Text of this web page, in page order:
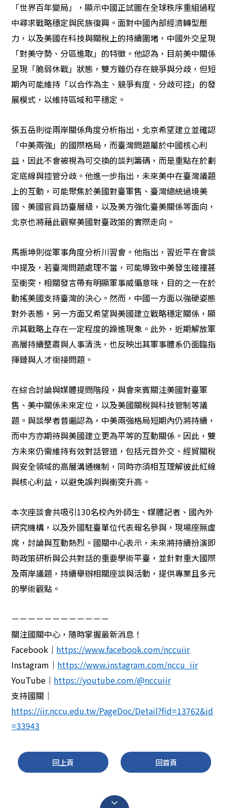
「世界百年變局」，顯示中國正試圖在全球秩序重組過程
中尋求戰略穩定與民族復興。面對中國內部經濟轉型壓
力，以及美國在科技與關稅上的持續圍堵，中國外交呈現
「對美守勢、分區進取」的特徵。他認為，目前美中關係
呈現「脆弱休戰」狀態，雙方雖仍存在競爭與分歧，但短
期內可能維持「以合作為主、競爭有度、分歧可控」的發
展模式，以維持區域和平穩定。
張五岳則從兩岸關係角度分析指出，北京希望建立並確認
「中美兩強」的國際格局，而臺灣問題屬於中國核心利
益，因此不會被視為可交換的談判籌碼，而是重點在於劃
定底線與控管分歧。他進一步指出，未來美中在臺灣議題
上的互動，可能聚焦於美國對臺軍售、臺灣總統過境美
國、美國官員訪臺層級，以及美方強化臺美關係等面向，
北京也將藉此觀察美國對臺政策的實際走向。
馬振坤則從軍事角度分析川習會。他指出，習近平在會談
中提及，若臺灣問題處理不當，可能導致中美發生碰撞甚
至衝突，相關發言帶有明顯軍事威懾意味，目的之一在於
動搖美國支持臺灣的決心。然而，中國一方面以強硬姿態
對外表態，另一方面又希望與美國建立戰略穩定關係，顯
示其戰略上存在一定程度的躁進現象。此外，近期解放軍
高層持續整肅與人事清洗，也反映出其軍事體系仍面臨指
揮鏈與人才銜接問題。
在綜合討論與媒體提問階段，與會來賓關注美國對臺軍
售、美中關係未來定位，以及美國關稅與科技管制等議
題。與談學者普遍認為，中美兩強格局短期內仍將持續，
而中方亦期待與美國建立更為平等的互動關係。因此，雙
方未來仍需維持有效對話管道，包括元首外交、經貿關稅
與安全領域的高層溝通機制，同時亦須相互理解彼此紅線
與核心利益，以避免誤判與衝突升高。
本次座談會共吸引130名校內外師生、媒體記者、國內外
研究機構，以及外國駐臺單位代表報名參與，現場座無虛
席，討論與互動熱烈。國關中心表示，未來將持續扮演即
時政策研析與公共對話的重要學術平臺，並針對重大國際
及兩岸議題，持續舉辦相關座談與活動，提供專業且多元
的學術觀點。
－－－－－－－－－－－－
關注國關中心，隨時掌握最新消息！
Facebook ｜ https://www.facebook.com/nccuiir
Instagram ｜ https://www.instagram.com/nccu_iir
YouTube ｜ https://youtube.com/@nccuiir
支持國關｜
https://iir.nccu.edu.tw/PageDoc/Detail?fid=13762&id
=33943
回上頁 回首頁